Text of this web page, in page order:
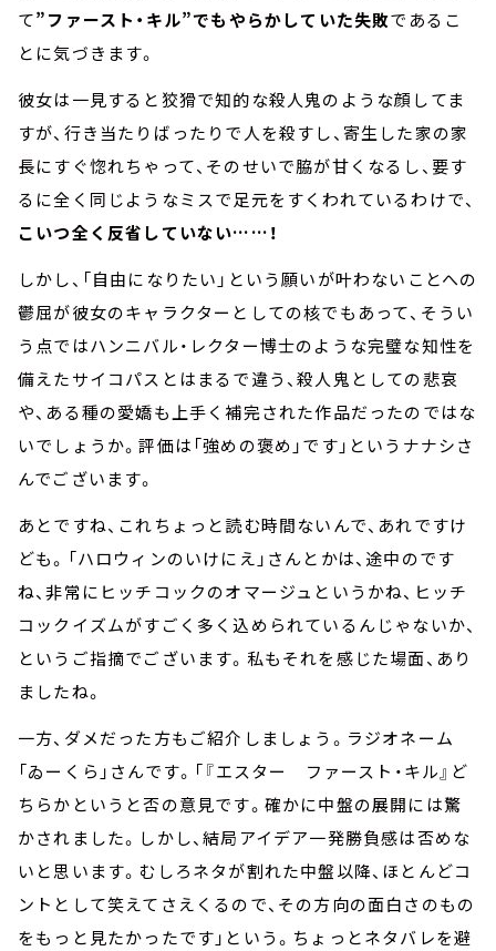
て”ファースト・キル”でもやらかしていた失敗であるこ
とに気づきます。
彼女は一見すると狡猾で知的な殺人鬼のような顔してま
すが、行き当たりばったりで人を殺すし、寄生した家の家
長にすぐ惚れちゃって、そのせいで脇が甘くなるし、要す
るに全く同じようなミスで足元をすくわれているわけで、
こいつ全く反省していない……！
しかし、「自由になりたい」という願いが叶わないことへの
鬱屈が彼女のキャラクターとしての核でもあって、そうい
う点ではハンニバル・レクター博士のような完璧な知性を
備えたサイコパスとはまるで違う、殺人鬼としての悲哀
や、ある種の愛嬌も上手く補完された作品だったのではな
いでしょうか。評価は「強めの褒め」です」というナナシさ
んでございます。
あとですね、これちょっと読む時間ないんで、あれですけ
ども。「ハロウィンのいけにえ」さんとかは、途中のです
ね、非常にヒッチコックのオマージュというかね、ヒッチ
コックイズムがすごく多く込められているんじゃないか、
というご指摘でございます。私もそれを感じた場面、あり
ましたね。
一方、ダメだった方もご紹介しましょう。ラジオネーム
「ゐーくら」さんです。「『エスター ファースト・キル』ど
ちらかというと否の意見です。確かに中盤の展開には驚
かされました。しかし、結局アイデア一発勝負感は否めな
いと思います。むしろネタが割れた中盤以降、ほとんどコ
ントとして笑えてさえくるので、その方向の面白さのもの
をもっと見たかったです」という。ちょっとネタバレを避